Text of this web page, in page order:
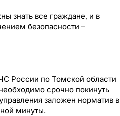
знать все граждане, и в
безопасности –
России по Томской области
срочно покинуть
заложен норматив в
минуты.